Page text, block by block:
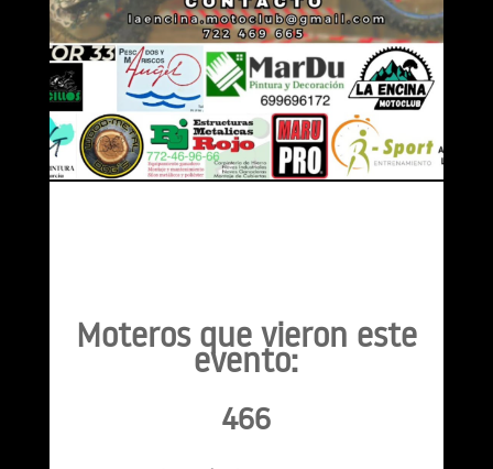
Moteros que vieron este
evento:
466